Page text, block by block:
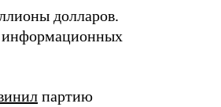
долларов.
информационных
партию